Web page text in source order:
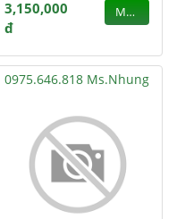
3,150,000
đ
MUA
0975.646.818 Ms.Nhung